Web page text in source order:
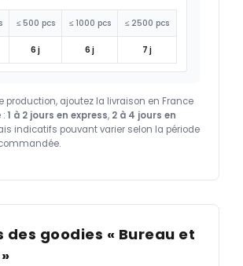
≤ 500 pcs ≤ 1000 pcs ≤ 2500 pcs
6 j 6 j 7 j
production, ajoutez la livraison en France
: 1 à 2 jours en express, 2 à 4 jours en
indicatifs pouvant varier selon la période
des goodies « Bureau et